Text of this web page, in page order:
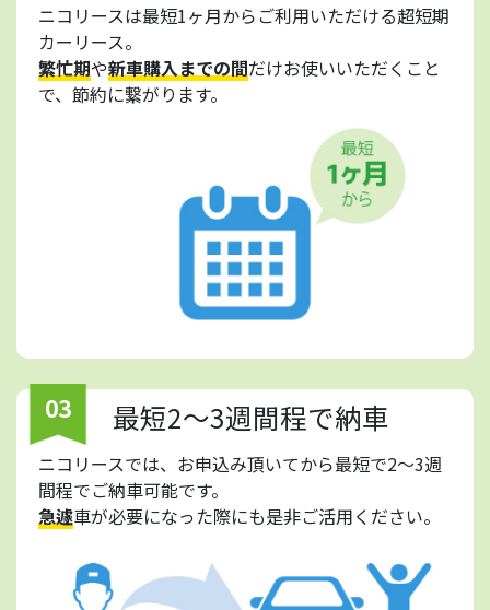
ニコリースは最短1ヶ月からご利用いただける超短期
カーリース。
繁忙期や新車購入までの間だけお使いいただくこと
で、節約に繋がります。
03 最短2～3週間程で納車
ニコリースでは、お申込み頂いてから最短で2～3週
間程でご納車可能です。
急遽車が必要になった際にも是非ご活用ください。